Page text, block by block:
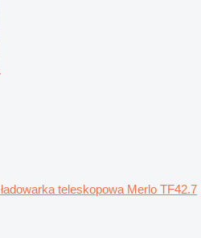
ładowarka teleskopowa Merlo TF42.7